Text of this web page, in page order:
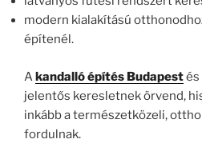
modern kialakítású
építenél.
Akandalló építés Budapestés
jelentős keresletnek örvend,
inkább a természetközeli,
fordulnak.